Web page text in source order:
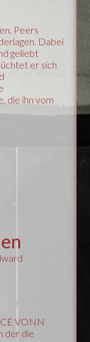
Peers
Dabei
geliebt
er sich
die ihn vom
VONN
der die